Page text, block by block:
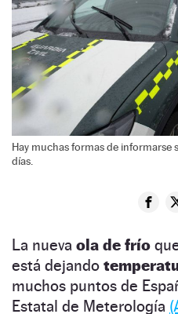
Hay muchas formas de informarse
días.
La nueva ola de frío
está dejando
muchos puntos de
Estatal de Meterología